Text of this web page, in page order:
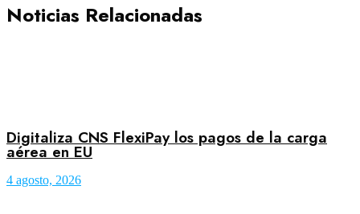
Noticias Relacionadas
Digitaliza CNS FlexiPay los pagos de la carga
aérea en EU
4 agosto, 2026